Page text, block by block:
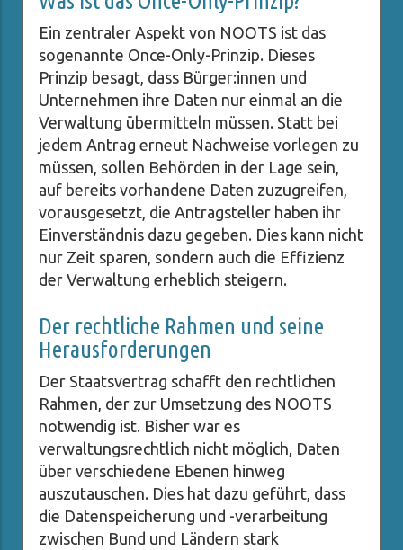
Ein zentraler Aspekt von NOOTS ist das
sogenannte Once-Only-Prinzip. Dieses
Prinzip besagt, dass Bürger:innen und
Unternehmen ihre Daten nur einmal an die
Verwaltung übermitteln müssen. Statt bei
jedem Antrag erneut Nachweise vorlegen zu
müssen, sollen Behörden in der Lage sein,
auf bereits vorhandene Daten zuzugreifen,
vorausgesetzt, die Antragsteller haben ihr
Einverständnis dazu gegeben. Dies kann nicht
nur Zeit sparen, sondern auch die Effizienz
der Verwaltung erheblich steigern.
Der rechtliche Rahmen und seine
Herausforderungen
Der Staatsvertrag schafft den rechtlichen
Rahmen, der zur Umsetzung des NOOTS
notwendig ist. Bisher war es
verwaltungsrechtlich nicht möglich, Daten
über verschiedene Ebenen hinweg
auszutauschen. Dies hat dazu geführt, dass
die Datenspeicherung und -verarbeitung
zwischen Bund und Ländern stark